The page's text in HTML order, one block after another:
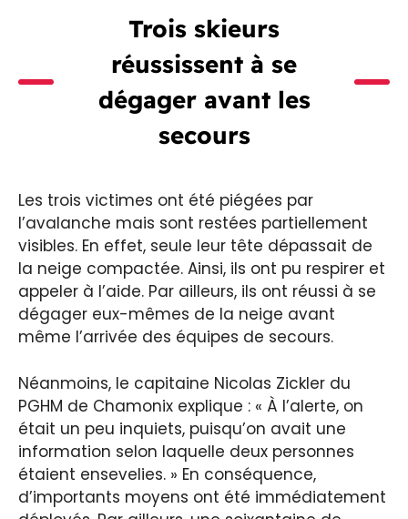
Trois skieurs
réussissent à se
dégager avant les
secours
Les trois victimes ont été piégées par
l’avalanche mais sont restées partiellement
visibles. En effet, seule leur tête dépassait de
la neige compactée. Ainsi, ils ont pu respirer et
appeler à l’aide. Par ailleurs, ils ont réussi à se
dégager eux-mêmes de la neige avant
même l’arrivée des équipes de secours.
Néanmoins, le capitaine Nicolas Zickler du
PGHM de Chamonix explique : « À l’alerte, on
était un peu inquiets, puisqu’on avait une
information selon laquelle deux personnes
étaient ensevelies. » En conséquence,
d’importants moyens ont été immédiatement